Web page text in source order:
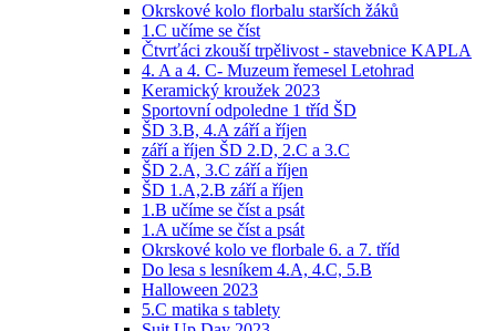
Okrskové kolo florbalu starších žáků
1.C učíme se číst
Čtvrťáci zkouší trpělivost - stavebnice KAPLA
4. A a 4. C- Muzeum řemesel Letohrad
Keramický kroužek 2023
Sportovní odpoledne 1 tříd ŠD
ŠD 3.B, 4.A září a říjen
září a říjen ŠD 2.D, 2.C a 3.C
ŠD 2.A, 3.C září a říjen
ŠD 1.A,2.B září a říjen
1.B učíme se číst a psát
1.A učíme se číst a psát
Okrskové kolo ve florbale 6. a 7. tříd
Do lesa s lesníkem 4.A, 4.C, 5.B
Halloween 2023
5.C matika s tablety